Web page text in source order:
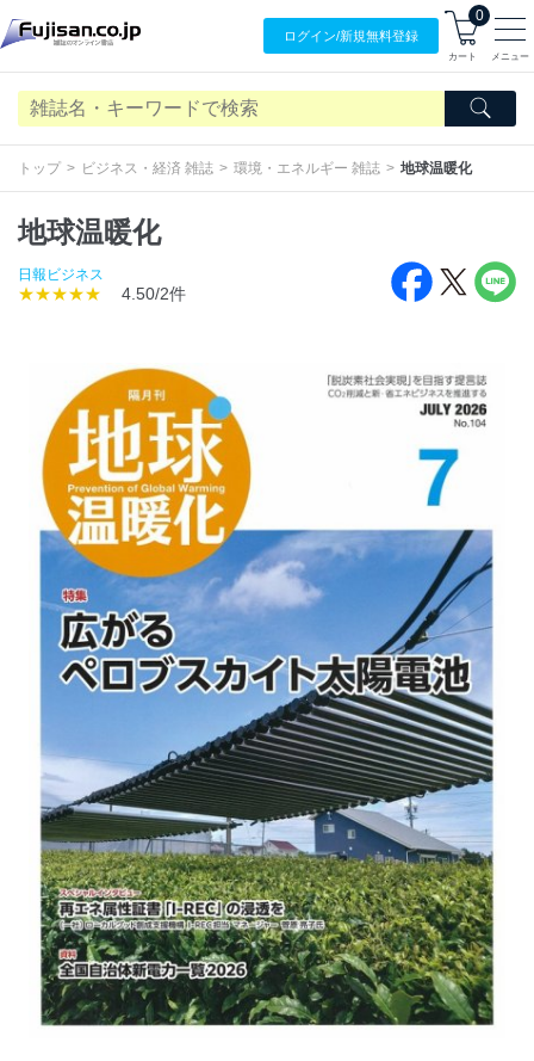
ログイン/新規無料登録
0
カート メニュー
トップ ビジネス・経済 雑誌 環境・エネルギー 雑誌 地球温暖化
地球温暖化
日報ビジネス
★★★★★ 4.50/2件